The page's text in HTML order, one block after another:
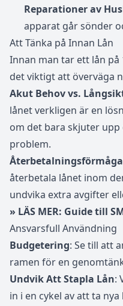
Reparationer av
apparat går sönder
Att Tänka på Innan Lån
Innan man tar ett lån på
det viktigt att överväga
Akut Behov vs.
lånet verkligen är en
om det bara skjuter
problem.
Återbetalningsförmåga
återbetala lånet inom
undvika extra avgifter
» LÄS MER: Guide till
Ansvarsfull Användning
Budgetering: Se till att
ramen för en
Undvik Att Stapla Lån:
in i en cykel av att ta